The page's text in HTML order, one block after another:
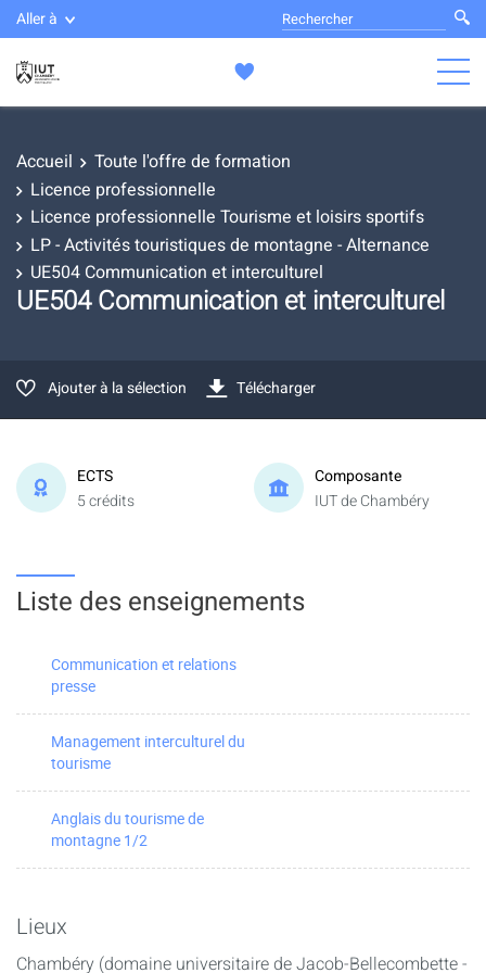
Aller à
Accueil
Toute l'offre de formation
Licence professionnelle
Licence professionnelle Tourisme et loisirs sportifs
LP - Activités touristiques de montagne - Alternance
UE504 Communication et interculturel
UE504 Communication et interculturel
Ajouter à la sélection Télécharger
ECTS
5 crédits
Composante
IUT de Chambéry
Liste des enseignements
Communication et relations
presse
Management interculturel du
tourisme
Anglais du tourisme de
montagne 1/2
Lieux
Chambéry (domaine universitaire de Jacob-Bellecombette -